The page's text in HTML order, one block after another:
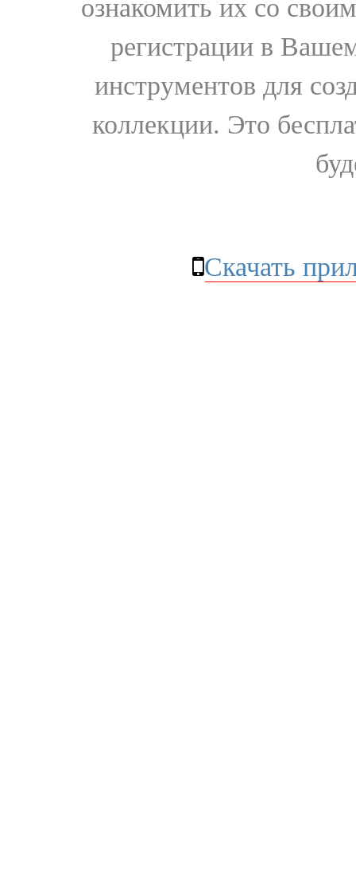
ознакомить их со
регистрации в
инструментов для
коллекции. Это
Скачать